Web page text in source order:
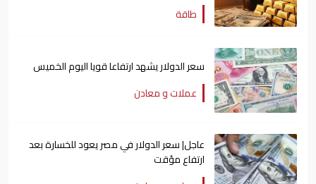
طاقة
سعر الدولار يشهد ارتفاعا قويا اليوم الخميس
عملات و معادن
عاجل| سعر الدولار في مصر يعود للخسارة بعد
ارتفاع مؤقت